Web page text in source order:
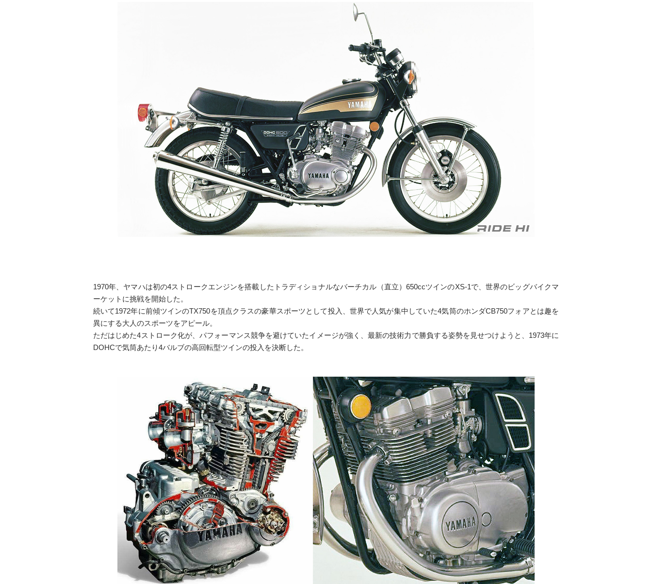
1970年、ヤマハは初の4ストロークエンジンを搭載したトラディショナルなバーチカル（直立）650ccツインのXS-1で、世界のビッグバイクマ
ーケットに挑戦を開始した。
続いて1972年に前傾ツインのTX750を頂点クラスの豪華スポーツとして投入、世界で人気が集中していた4気筒のホンダCB750フォアとは趣を
異にする大人のスポーツをアピール。
ただはじめた4ストローク化が、パフォーマンス競争を避けていたイメージが強く、最新の技術力で勝負する姿勢を見せつけようと、1973年に
DOHCで気筒あたり4バルブの高回転型ツインの投入を決断した。